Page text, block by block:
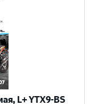
L+ YTX9-BS